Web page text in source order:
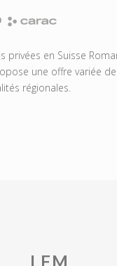
en Suisse
une offre variée
régionales.
LFM